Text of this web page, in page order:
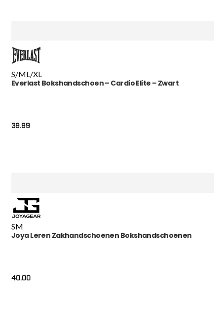
S/ML/XL
Everlast Bokshandschoen – Cardio Elite – Zwart
39.99
SM
Joya Leren Zakhandschoenen Bokshandschoenen
40.00